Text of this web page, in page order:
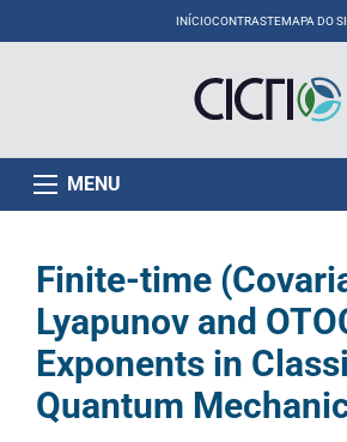
INÍCIOCONTRASTEMAPA DO
MENU
Finite-time
Lyapunov and
Exponents in
Quantum